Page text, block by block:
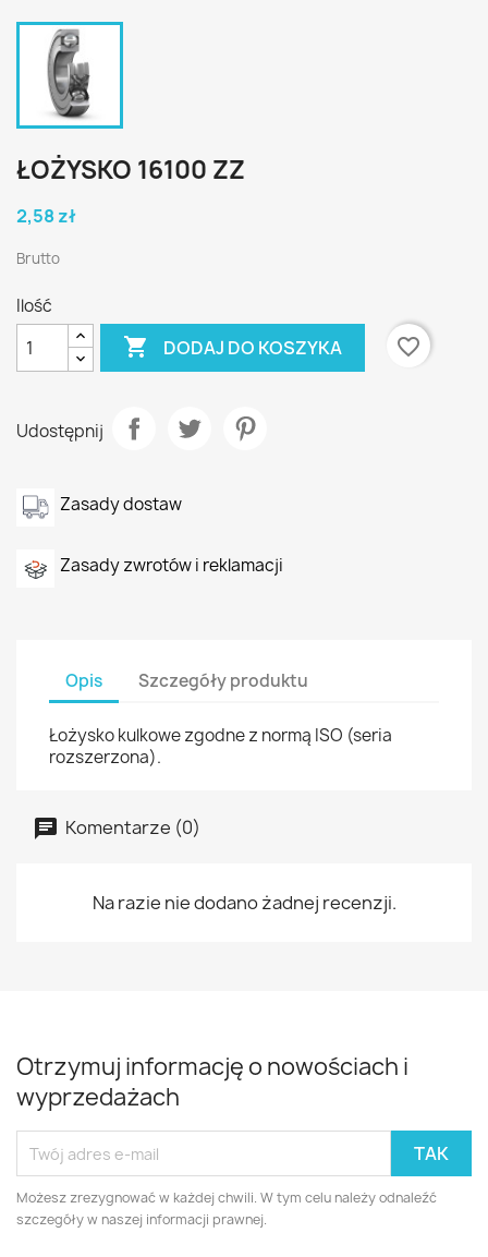
ŁOŻYSKO 16100 ZZ
2,58 zł
Brutto
Ilość
 DODAJ DO KOSZYKA favorite_border
Udostępnij
Zasady dostaw
Zasady zwrotów i reklamacji
Opis Szczegóły produktu
Łożysko kulkowe zgodne z normą ISO (seria
rozszerzona).
Komentarze (0)
Na razie nie dodano żadnej recenzji.
Otrzymuj informację o nowościach i
wyprzedażach
Możesz zrezygnować w każdej chwili. W tym celu należy odnaleźć
szczegóły w naszej informacji prawnej.